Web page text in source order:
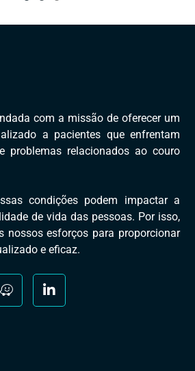
com a missão de oferecer um
a pacientes que enfrentam
problemas relacionados ao couro
condições podem impactar a
de vida das pessoas. Por isso,
nossos esforços para proporcionar
e eficaz.